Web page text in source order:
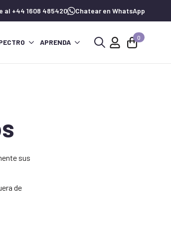
al +44 1608 485420 Chatear en WhatsApp
APRENDA
0
sus
de